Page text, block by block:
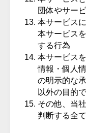
団体やサー
本サービス
本サービス
する行為
本サービス
情報・個人
の明示的な
以外の目的
その他、当
判断する全